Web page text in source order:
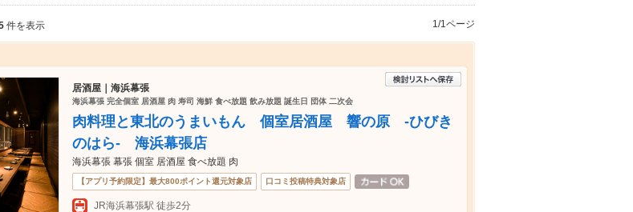
件を表示 1/1ページ
居酒屋｜海浜幕張
海浜幕張 完全個室 居酒屋 肉 寿司 海鮮 食べ放題 飲み放題 誕生日 団体 二次会
肉料理と東北のうまいもん 個室居酒屋 響の原 -ひびき
のはら- 海浜幕張店
海浜幕張 幕張 個室 居酒屋 食べ放題 肉
【アプリ予約限定】最大800ポイント還元対象店 口コミ投稿特典対象店
JR海浜幕張駅 徒歩2分